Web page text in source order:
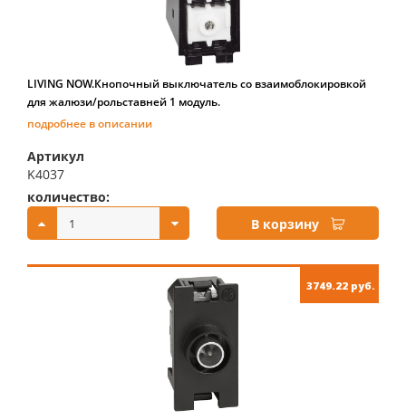
LIVING NOW.Кнопочный выключатель со взаимоблокировкой
для жалюзи/рольставней 1 модуль.
подробнее в описании
Артикул
K4037
количество:
В корзину
3749.22 руб.